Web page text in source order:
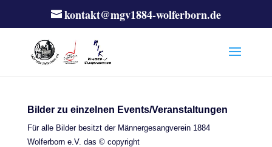
kontakt@mgv1884-wolferborn.de
Bilder zu einzelnen Events/Veranstaltungen
Für alle Bilder besitzt der Männergesangverein 1884
Wolferborn e.V. das © copyright